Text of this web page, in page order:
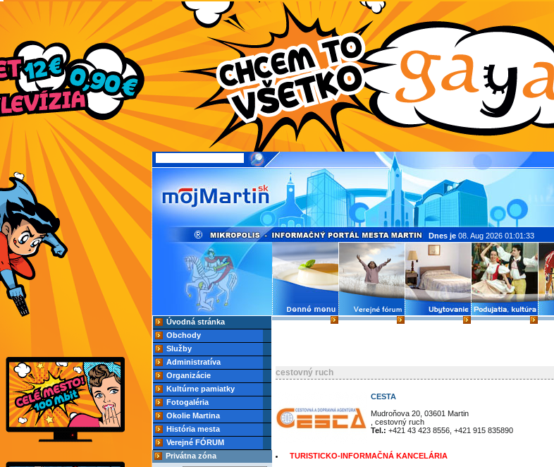
Úvodná stránka
Obchody
Služby
Administratíva
Organizácie
Kultúrne pamiatky
Fotogaléria
Okolie Martina
História mesta
Verejné FÓRUM
Privátna zóna
Dnes je 08. Aug 2026 01:01:33
cestovný ruch
CESTA
Mudroňova 20, 03601 Martin
, cestovný ruch
Tel.: +421 43 423 8556, +421 915 835890
TURISTICKO-INFORMAČNÁ KANCELÁRIA